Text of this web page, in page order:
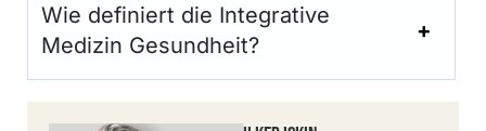
Wie definiert die Integrative
Medizin Gesundheit?